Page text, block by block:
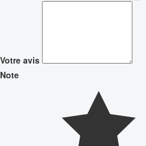
Votre avis
Note